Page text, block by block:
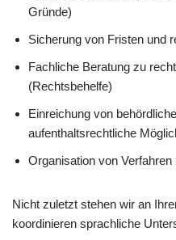
Gründe)
Sicherung von Fristen und
Fachliche Beratung zu
(Rechtsbehelfe)
Einreichung von
aufenthaltsrechtliche
Organisation von
Nicht zuletzt stehen wir an
koordinieren sprachliche